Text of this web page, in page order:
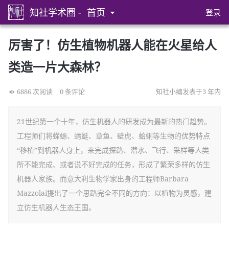
知社学术圈 - 首页 登录
厉害了！仿生植物机器人能在火星给人
类造一片大森林？
6886 次阅读 0 条评论 知社小编发表于3 年内
21世纪第一个十年，仿生机器人的研发成为最新的热门趋势。
工程师们将蝾螈、蜻蜓、章鱼、壁虎、蛤蜊等生物的优势特点
“移植”到机器人身上，来完成探路、潜水、飞行、采样等人类
所不能完成、或者说不好完成的任务，形成了繁荣多样的仿生
机器人家族。而意大利生物学家出身的工程师Barbara
Mazzolai提出了一个思路完全不同的方向：以植物为灵感，建
立仿生机器人生态王国。